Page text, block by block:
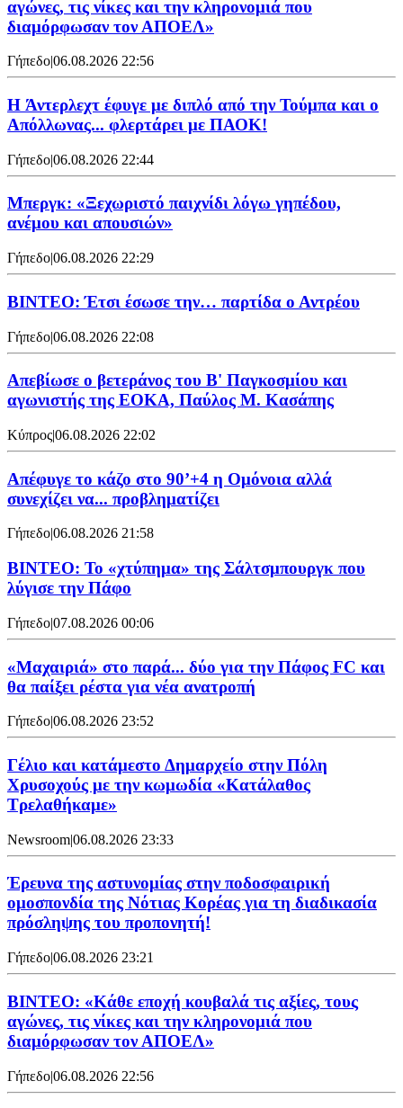
αγώνες, τις νίκες και την κληρονομιά που
διαμόρφωσαν τον ΑΠΟΕΛ»
Γήπεδο|06.08.2026 22:56
H Άντερλεχτ έφυγε με διπλό από την Τούμπα και ο
Απόλλωνας... φλερτάρει με ΠΑΟΚ!
Γήπεδο|06.08.2026 22:44
Μπεργκ: «Ξεχωριστό παιχνίδι λόγω γηπέδου,
ανέμου και απουσιών»
Γήπεδο|06.08.2026 22:29
ΒΙΝΤΕΟ: Έτσι έσωσε την… παρτίδα ο Αντρέου
Γήπεδο|06.08.2026 22:08
Απεβίωσε ο βετεράνος του Β' Παγκοσμίου και
αγωνιστής της ΕΟΚΑ, Παύλος Μ. Κασάπης
Κύπρος|06.08.2026 22:02
Απέφυγε το κάζο στο 90’+4 η Ομόνοια αλλά
συνεχίζει να... προβληματίζει
Γήπεδο|06.08.2026 21:58
ΒΙΝΤΕΟ: Το «χτύπημα» της Σάλτσμπουργκ που
λύγισε την Πάφο
Γήπεδο|07.08.2026 00:06
«Μαχαιριά» στο παρά... δύο για την Πάφος FC και
θα παίξει ρέστα για νέα ανατροπή
Γήπεδο|06.08.2026 23:52
Γέλιο και κατάμεστο Δημαρχείο στην Πόλη
Χρυσοχούς με την κωμωδία «Κατάλαθος
Τρελαθήκαμε»
Newsroom|06.08.2026 23:33
Έρευνα της αστυνομίας στην ποδοσφαιρική
ομοσπονδία της Νότιας Κορέας για τη διαδικασία
πρόσληψης του προπονητή!
Γήπεδο|06.08.2026 23:21
ΒΙΝΤΕΟ: «Κάθε εποχή κουβαλά τις αξίες, τους
αγώνες, τις νίκες και την κληρονομιά που
διαμόρφωσαν τον ΑΠΟΕΛ»
Γήπεδο|06.08.2026 22:56